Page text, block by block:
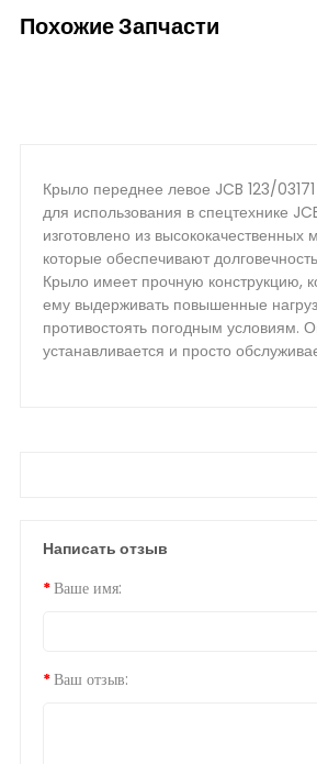
Похожие Запчасти
Крыло переднее левое JCB 123/
для использования в спецтехнике
изготовлено из высококачественных
которые обеспечивают
Крыло имеет прочную конструкцию,
ему выдерживать повышенные
противостоять погодным условиям.
устанавливается и просто
Написать отзыв
Ваше имя:
Ваш отзыв: